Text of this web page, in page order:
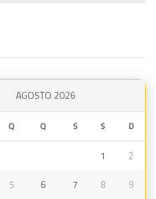
AGOSTO 2026
Q Q S S D
1 2
5 6 7 8 9